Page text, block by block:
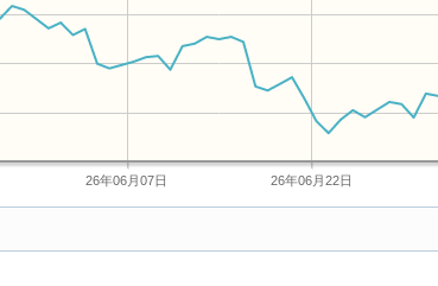
26年06月07日 26年06月22日